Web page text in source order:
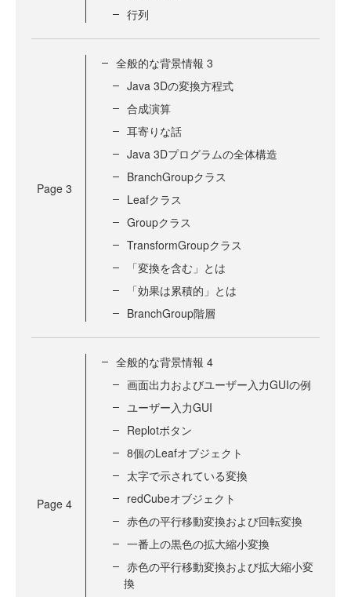
行列
Page 3
全般的な背景情報 3
Java 3Dの変換方程式
合成演算
耳寄りな話
Java 3Dプログラムの全体構造
BranchGroupクラス
Leafクラス
Groupクラス
TransformGroupクラス
「変換を含む」とは
「効果は累積的」とは
BranchGroup階層
Page 4
全般的な背景情報 4
画面出力およびユーザー入力GUIの例
ユーザー入力GUI
Replotボタン
8個のLeafオブジェクト
太字で示されている変換
redCubeオブジェクト
赤色の平行移動変換および回転変換
一番上の黒色の拡大縮小変換
赤色の平行移動変換および拡大縮小変
換